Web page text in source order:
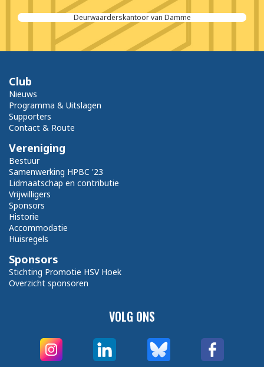
Deurwaarderskantoor van Damme
VOLG ONS
Club
Nieuws
Programma & Uitslagen
Supporters
Contact & Route
Vereniging
Bestuur
Samenwerking HPBC '23
Lidmaatschap en contributie
Vrijwilligers
Sponsors
Historie
Accommodatie
Huisregels
Sponsors
Stichting Promotie HSV Hoek
Overzicht sponsoren